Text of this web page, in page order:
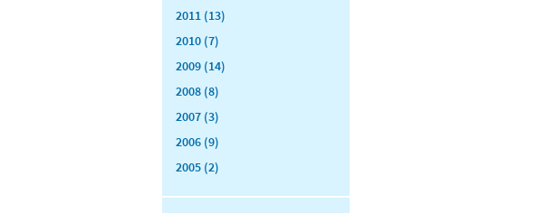
2011 (13)
2010 (7)
2009 (14)
2008 (8)
2007 (3)
2006 (9)
2005 (2)